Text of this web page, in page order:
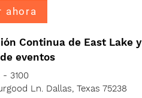
ahora
Continua de East Lake y
eventos
- 3100
Ln. Dallas, Texas 75238